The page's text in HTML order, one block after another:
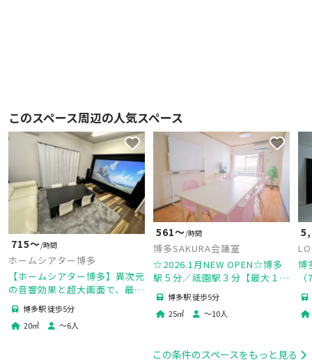
このスペース周辺の人気スペース
715〜/時間
ホームシアター博多
【ホームシアター博多】異次元
の音響効果と超大画面で、最高
の環境を貸切🎥【4K×100イン
チ】
博多駅 徒歩5分
20㎡ 〜6人
561〜/時間
博多SAKURA会議室
☆2026.1月NEW OPEN☆博多
駅５分／祇園駅３分【最大１０
名可】長時間・夜間がお得｜会
議・商談・Web面談・セミナ
ーに最適🎥
博多駅 徒歩5分
25㎡ 〜10人
博
この条件のスペースをもっと見る